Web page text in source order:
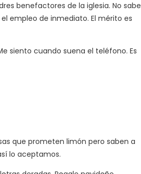
benefactores de la iglesia. No sabe
empleo de inmediato. El mérito es
siento cuando suena el teléfono. Es
que prometen limón pero saben a
lo aceptamos.